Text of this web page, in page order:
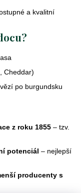
a kvalitní
Cheddar)
po burgundsku
z roku 1855 – tzv.
potenciál – nejlepší
producenty s